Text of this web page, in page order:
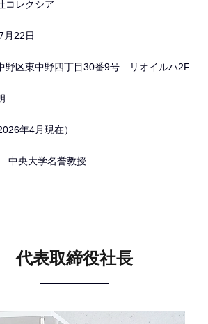
コレクシア
月22日
野区東中野四丁目30番9号 リオイルハ2F
年4月現在）
中央大学名誉教授
代表取締役社長